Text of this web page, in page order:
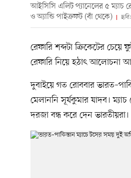
আইসিসি এলিট প্যানেলের ৫ ম্যাচ
ও অ্যান্ডি পাইক্রফট (বাঁ থেকে)
রেফারি শব্দটা ক্রিকেটের
রেফারি নিয়ে হঠাৎ আলোচনা
দুবাইয়ে গত রোববার
মেলাননি সূর্যকুমার যাদব।
দরজা বন্ধ করে দেন ভারতীয়রা।